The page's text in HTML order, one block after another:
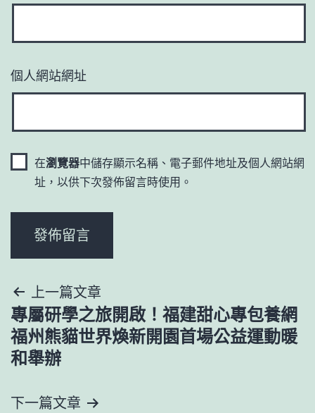
個人網站網址
在瀏覽器中儲存顯示名稱、電子郵件地址及個人網站網
址，以供下次發佈留言時使用。
文
章
導
覽
上一篇文章
專屬研學之旅開啟！福建甜心專包養網
福州熊貓世界煥新開園首場公益運動暖
和舉辦
下一篇文章